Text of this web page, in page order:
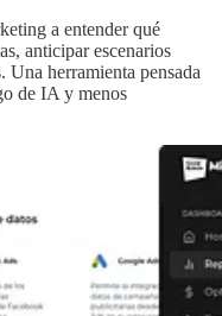
a entender qué
anticipar escenarios
Una herramienta pensada
de IA y menos